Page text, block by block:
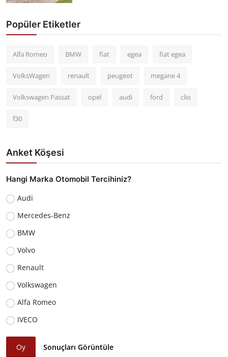
Popüler Etiketler
Alfa Romeo BMW fiat egea fiat egea
VolksWagen renault peugeot megane 4
Volkswagen Passat opel audi ford clio
f30
Anket Köşesi
Hangi Marka Otomobil Tercihiniz?
Audi
Mercedes-Benz
BMW
Volvo
Renault
Volkswagen
Alfa Romeo
IVECO
Oy Sonuçları Görüntüle